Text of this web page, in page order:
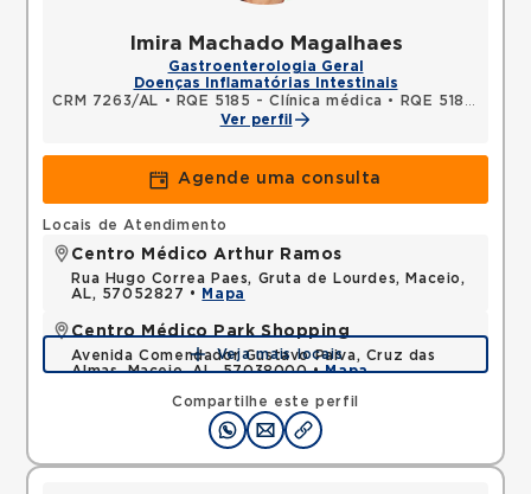
Imira Machado Magalhaes
Gastroenterologia Geral
Doenças Inflamatórias Intestinais
CRM 7263/AL • RQE 5185 - Clínica médica •
RQE 5186 - Gastroenterologia
Ver perfil
Agende uma consulta
Compartilhe este perfil
Locais de Atendimento
Centro Médico Arthur Ramos
Rua Hugo Correa Paes, Gruta de Lourdes, Maceio,
AL, 57052827 •
Mapa
Centro Médico Park Shopping
Avenida Comendador Gustavo Paiva, Cruz das
Almas, Maceio, AL, 57038000 •Mapa
Veja mais locais